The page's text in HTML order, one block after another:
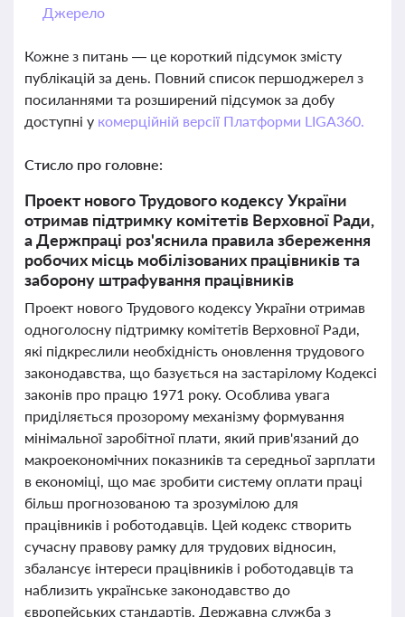
Джерело
Кожне з питань — це короткий підсумок змісту
публікацій за день. Повний список першоджерел з
посиланнями та розширений підсумок за добу
доступні у комерційній версії Платформи LIGA360.
Стисло про головне:
Проект нового Трудового кодексу України
отримав підтримку комітетів Верховної Ради,
а Держпраці роз'яснила правила збереження
робочих місць мобілізованих працівників та
заборону штрафування працівників
Проект нового Трудового кодексу України отримав
одноголосну підтримку комітетів Верховної Ради,
які підкреслили необхідність оновлення трудового
законодавства, що базується на застарілому Кодексі
законів про працю 1971 року. Особлива увага
приділяється прозорому механізму формування
мінімальної заробітної плати, який прив'язаний до
макроекономічних показників та середньої зарплати
в економіці, що має зробити систему оплати праці
більш прогнозованою та зрозумілою для
працівників і роботодавців. Цей кодекс створить
сучасну правову рамку для трудових відносин,
збалансує інтереси працівників і роботодавців та
наблизить українське законодавство до
європейських стандартів. Державна служба з